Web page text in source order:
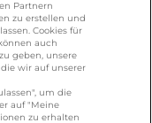
- Tel: +49
Partnern
zu erstellen und
Cookies für
auch
geben, unsere
wir auf unserer
um die
auf "Meine
zu erhalten